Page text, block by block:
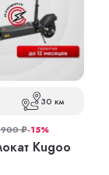
30 км
900₽-15%
Kugoo